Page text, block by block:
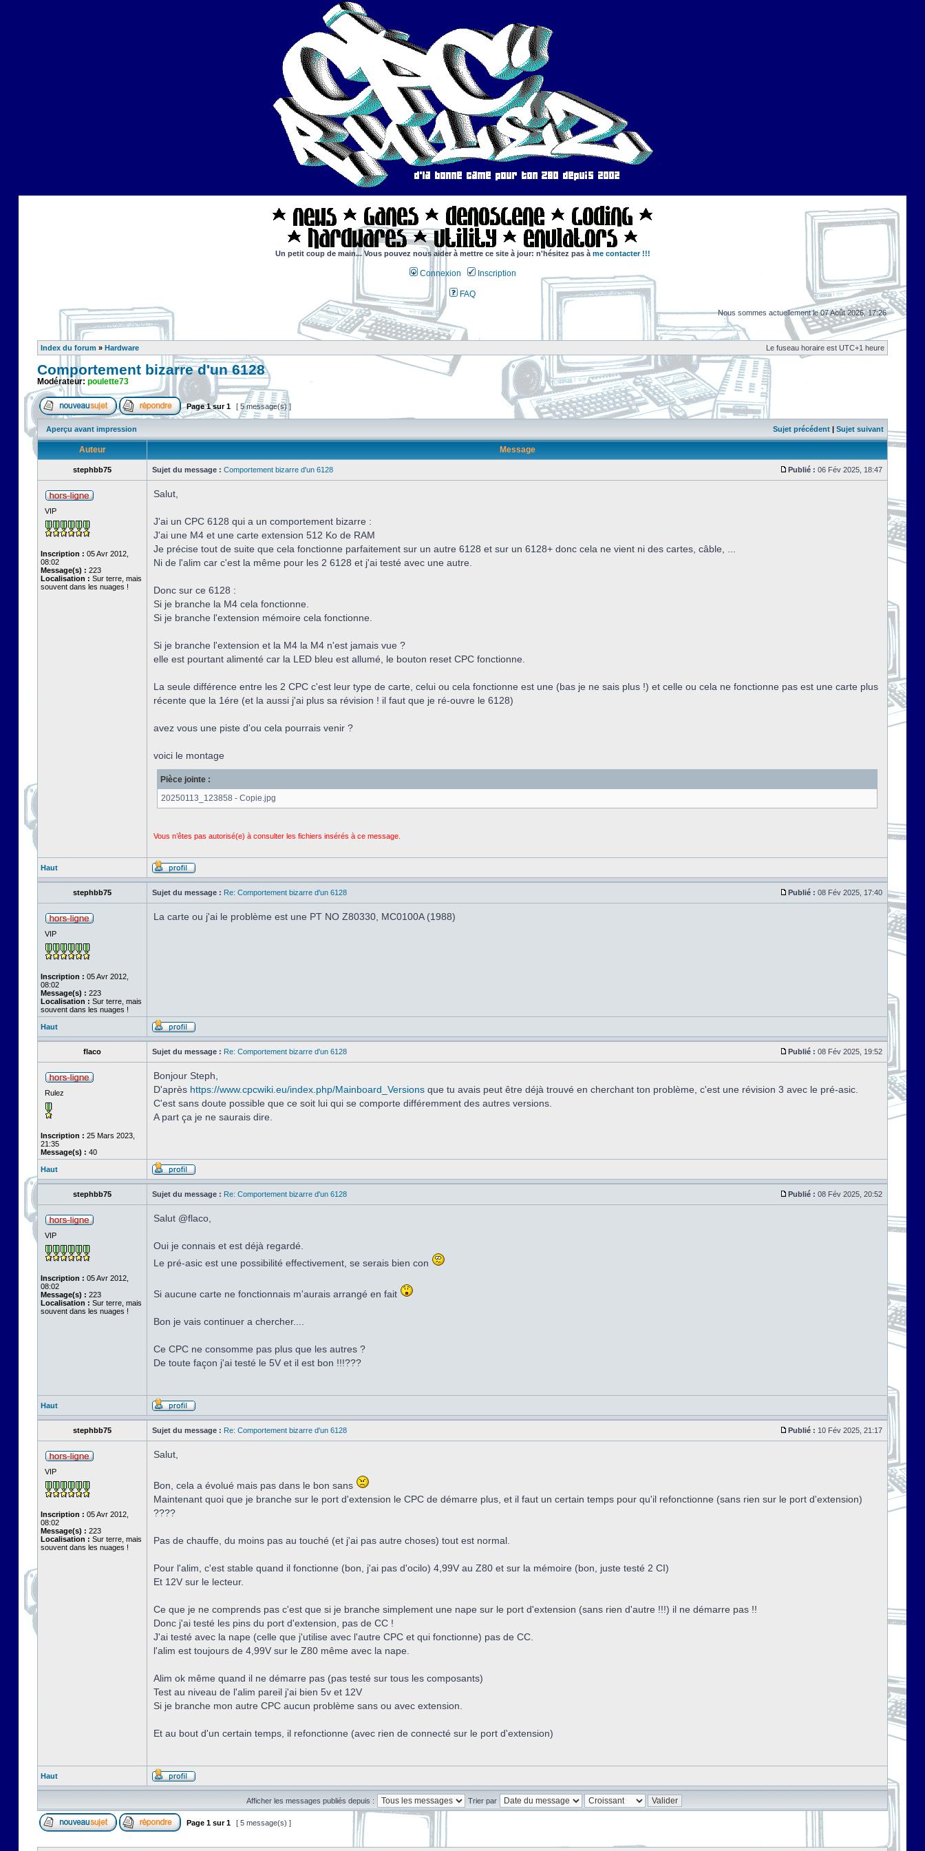
Un petit coup de main... Vous pouvez nous aider à mettre ce site à jour: n'hésitez pas à me contacter !!!
Connexion Inscription
FAQ
Nous sommes actuellement le 07 Août 2026, 17:26
Index du forum » Hardware Le fuseau horaire est UTC+1 heure
Comportement bizarre d'un 6128
Modérateur: poulette73
Page1sur1 [ 5 message(s) ]
Aperçu avant impression Sujet précédent | Sujet suivant
Auteur Message
stephbb75 Sujet du message : Comportement bizarre d'un 6128 Publié : 06 Fév 2025, 18:47
VIP
Inscription : 05 Avr 2012,
08:02
Message(s) : 223
Localisation : Sur terre, mais
souvent dans les nuages !
Salut,
J'ai un CPC 6128 qui a un comportement bizarre :
J'ai une M4 et une carte extension 512 Ko de RAM
Je précise tout de suite que cela fonctionne parfaitement sur un autre 6128 et sur un 6128+ donc cela ne vient ni des cartes, câble, ...
Ni de l'alim car c'est la même pour les 2 6128 et j'ai testé avec une autre.
Donc sur ce 6128 :
Si je branche la M4 cela fonctionne.
Si je branche l'extension mémoire cela fonctionne.
Si je branche l'extension et la M4 la M4 n'est jamais vue ?
elle est pourtant alimenté car la LED bleu est allumé, le bouton reset CPC fonctionne.
La seule différence entre les 2 CPC c'est leur type de carte, celui ou cela fonctionne est une (bas je ne sais plus !) et celle ou cela ne fonctionne pas est une carte plus
récente que la 1ére (et la aussi j'ai plus sa révision ! il faut que je ré-ouvre le 6128)
avez vous une piste d'ou cela pourrais venir ?
voici le montage
Pièce jointe :
20250113_123858 - Copie.jpg
Vous n’êtes pas autorisé(e) à consulter les fichiers insérés à ce message.
Haut
stephbb75 Sujet du message : Re: Comportement bizarre d'un 6128 Publié : 08 Fév 2025, 17:40
VIP
Inscription : 05 Avr 2012,
08:02
Message(s) : 223
Localisation : Sur terre, mais
souvent dans les nuages !
La carte ou j'ai le problème est une PT NO Z80330, MC0100A (1988)
Haut
flaco Sujet du message : Re: Comportement bizarre d'un 6128 Publié : 08 Fév 2025, 19:52
Rulez
Inscription : 25 Mars 2023,
21:35
Message(s) : 40
Bonjour Steph,
D'après https://www.cpcwiki.eu/index.php/Mainboard_Versions que tu avais peut être déjà trouvé en cherchant ton problème, c'est une révision 3 avec le pré-asic.
C'est sans doute possible que ce soit lui qui se comporte différemment des autres versions.
A part ça je ne saurais dire.
Haut
stephbb75 Sujet du message : Re: Comportement bizarre d'un 6128 Publié : 08 Fév 2025, 20:52
VIP
Inscription : 05 Avr 2012,
08:02
Message(s) : 223
Localisation : Sur terre, mais
souvent dans les nuages !
Salut @flaco,
Oui je connais et est déjà regardé.
Le pré-asic est une possibilité effectivement, se serais bien con
Si aucune carte ne fonctionnais m'aurais arrangé en fait
Bon je vais continuer a chercher....
Ce CPC ne consomme pas plus que les autres ?
De toute façon j'ai testé le 5V et il est bon !!!???
Haut
stephbb75 Sujet du message : Re: Comportement bizarre d'un 6128 Publié : 10 Fév 2025, 21:17
VIP
Inscription : 05 Avr 2012,
08:02
Message(s) : 223
Localisation : Sur terre, mais
souvent dans les nuages !
Salut,
Bon, cela a évolué mais pas dans le bon sans
Maintenant quoi que je branche sur le port d'extension le CPC de démarre plus, et il faut un certain temps pour qu'il refonctionne (sans rien sur le port d'extension)
????
Pas de chauffe, du moins pas au touché (et j'ai pas autre choses) tout est normal.
Pour l'alim, c'est stable quand il fonctionne (bon, j'ai pas d'ocilo) 4,99V au Z80 et sur la mémoire (bon, juste testé 2 CI)
Et 12V sur le lecteur.
Ce que je ne comprends pas c'est que si je branche simplement une nape sur le port d'extension (sans rien d'autre !!!) il ne démarre pas !!
Donc j'ai testé les pins du port d'extension, pas de CC !
J'ai testé avec la nape (celle que j'utilise avec l'autre CPC et qui fonctionne) pas de CC.
l'alim est toujours de 4,99V sur le Z80 même avec la nape.
Alim ok même quand il ne démarre pas (pas testé sur tous les composants)
Test au niveau de l'alim pareil j'ai bien 5v et 12V
Si je branche mon autre CPC aucun problème sans ou avec extension.
Et au bout d'un certain temps, il refonctionne (avec rien de connecté sur le port d'extension)
Haut
Afficher les messages publiés depuis : Trier par
Page 1 sur1 [ 5 message(s) ]